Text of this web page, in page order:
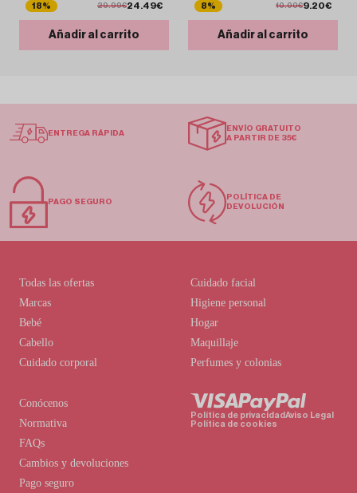
18% 29.99€24.49€
Añadir al carrito
8% 10.00€9.20€
Añadir al carrito
ENTREGA RÁPIDA
ENVÍO GRATUITO
A PARTIR DE 35€
PAGO SEGURO
POLÍTICA DE
DEVOLUCIÓN
Conócenos
Normativa
FAQs
Cambios y devoluciones
Pago seguro
Todas las ofertas
Marcas
Bebé
Cabello
Cuidado corporal
Cuidado facial
Higiene personal
Hogar
Maquillaje
Perfumes y colonias
Política de privacidadAviso Legal
Política de cookies